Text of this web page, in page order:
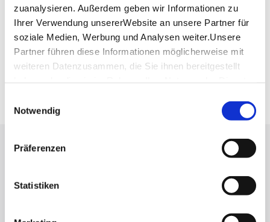
zuanalysieren. Außerdem geben wir Informationen zu
Ihrer Verwendung unsererWebsite an unsere Partner für
soziale Medien, Werbung und Analysen weiter.Unsere
Partner führen diese Informationen möglicherweise mit
weiteren Datenzusammen, die Sie ihnen bereitgestellt
Impressum
Notwendig
Präferenzen
Statistiken
Verkehrs- und Tarifverbund Stuttgart GmbH
Fahrplanauskunft des VVS
Deutsche Bahn AG
Fahrplanauskunft der DB
Lassen Sie sich inspirieren!
Mit unserem Newsletter bleiben Sie zu Events,
Highlights und aktuellen Angeboten in